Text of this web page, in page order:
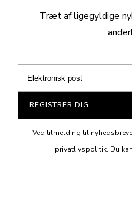
Træt af ligegyldige
REGISTRER DIG
Ved tilmelding til
privatlivspolitik. Du